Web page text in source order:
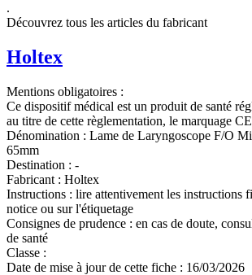
.
Découvrez tous les articles du fabricant
Holtex
Mentions obligatoires :
Ce dispositif médical est un produit de santé
au titre de cette règlementation, le marquage
Dénomination : Lame de Laryngoscope F/O
65mm
Destination : -
Fabricant : Holtex
Instructions : lire attentivement les instructions
notice ou sur l'étiquetage
Consignes de prudence : en cas de doute,
de santé
Classe :
Date de mise à jour de cette fiche : 16/03/2026